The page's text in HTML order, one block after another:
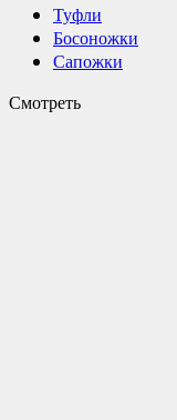
Туфли
Босоножки
Сапожки
Смотреть